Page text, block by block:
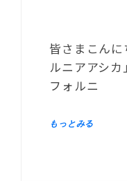
皆さまこん
ルニアアシ
フォルニ